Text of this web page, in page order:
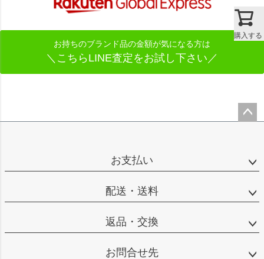
購入する
お持ちのブランド品の金額が気になる方は
＼こちらLINE査定をお試し下さい／
お支払い
配送・送料
返品・交換
お問合せ先